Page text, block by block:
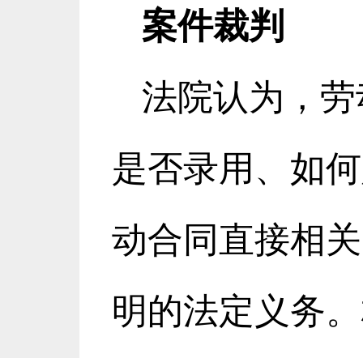
案件裁判
法院认为，
是否录用、如
动合同直接相
明的法定义务